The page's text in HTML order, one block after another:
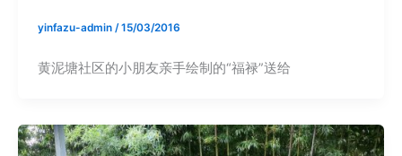
yinfazu-admin /15/03/2016
黄泥塘社区的小朋友亲手绘制的“福禄”送给